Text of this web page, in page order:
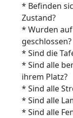
* Befinden
Zustand?
* Wurden
geschlossen?
* Sind die
* Sind alle
ihrem Platz?
* Sind alle
* Sind alle
* Sind alle